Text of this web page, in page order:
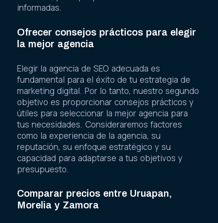
informadas.
Ofrecer consejos prácticos para elegir
la mejor agencia
Elegir la agencia de SEO adecuada es
fundamental para el éxito de tu estrategia de
marketing digital. Por lo tanto, nuestro segundo
objetivo es proporcionar consejos prácticos y
útiles para seleccionar la mejor agencia para
tus necesidades. Consideraremos factores
como la experiencia de la agencia, su
reputación, su enfoque estratégico y su
capacidad para adaptarse a tus objetivos y
presupuesto.
Comparar precios entre Uruapan,
Morelia y Zamora